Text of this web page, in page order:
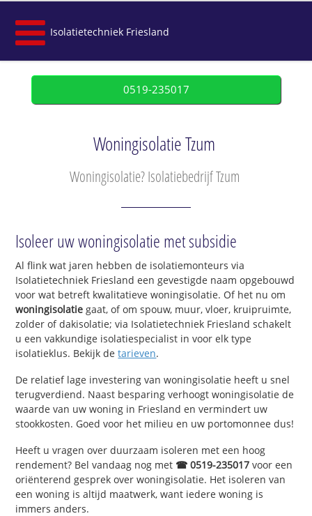
Isolatietechniek Friesland
0519-235017
Woningisolatie Tzum
Woningisolatie? Isolatiebedrijf Tzum
Isoleer uw woningisolatie met subsidie
Al flink wat jaren hebben de isolatiemonteurs via
Isolatietechniek Friesland een gevestigde naam opgebouwd
voor wat betreft kwalitatieve woningisolatie. Of het nu om
woningisolatie gaat, of om spouw, muur, vloer, kruipruimte,
zolder of dakisolatie; via Isolatietechniek Friesland schakelt
u een vakkundige isolatiespecialist in voor elk type
isolatieklus. Bekijk detarieven.
De relatief lage investering van woningisolatie heeft u snel
terugverdiend. Naast besparing verhoogt woningisolatie de
waarde van uw woning in Friesland en vermindert uw
stookkosten. Goed voor het milieu en uw portomonnee dus!
Heeft u vragen over duurzaam isoleren met een hoog
rendement? Bel vandaag nog met ☎ 0519-235017 voor een
oriënterend gesprek over woningisolatie. Het isoleren van
een woning is altijd maatwerk, want iedere woning is
immers anders.